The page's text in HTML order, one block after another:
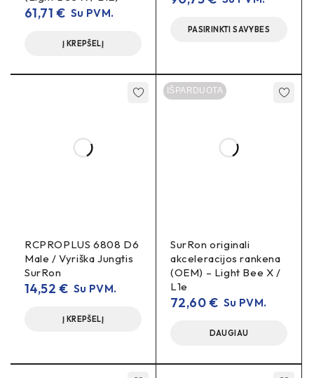
agresyviomis grubių „knobbų“ padangomis.
Ar tiks ant originalaus Talaria X3 ratlankio?
Taip, jei ratlankis 17″ ir numatytas ~3″ pločio padangai.
Taip, subalansuota „dual-sport“ kryptis. Jei važiuosite tik
61,71€ Su PVM.
Į KREPŠELĮ
PASIRINKTI SAVYBES
RCPROPLUS 6808 D6
Male / Vyriška Jungtis
SurRon
14,52€ Su PVM.
Į KREPŠELĮ
IŠPARDUOTA
SurRon originali
akceleracijos rankena
(OEM) – Light Bee X /
L1e
72,60€ Su PVM.
DAUGIAU